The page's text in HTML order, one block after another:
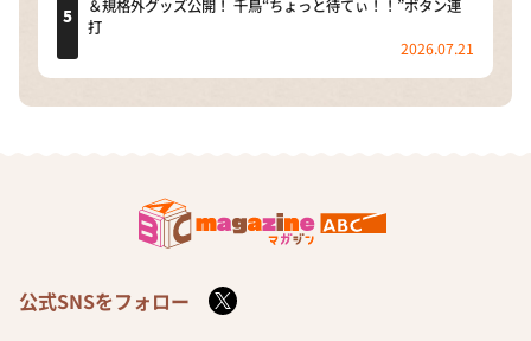
＆規格外グッズ公開！ 千鳥“ちょっと待てぃ！！”ボタン連
打
2026.07.21
公式SNSをフォロー